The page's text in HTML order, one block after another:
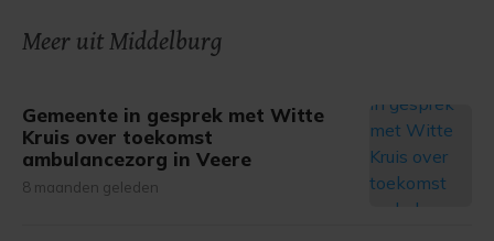
Meer uit Middelburg
Gemeente in gesprek met Witte
Kruis over toekomst
ambulancezorg in Veere
8 maanden geleden